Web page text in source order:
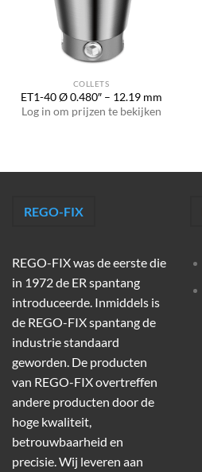
COLLETS
ET1-40 Ø 0.480″ – 12.19 mm
Log in om prijzen te bekijken
REGO-FIX
REGO-FIX was de eerste die
in 1972 de ER spantang
introduceerde. Inmiddels is
de REGO-FIX spantang de
industrie standaard
geworden. De producten
van REGO-FIX overtreffen
andere producten door de
hoge kwaliteit,
betrouwbaarheid en
precisie. Wij leveren aan